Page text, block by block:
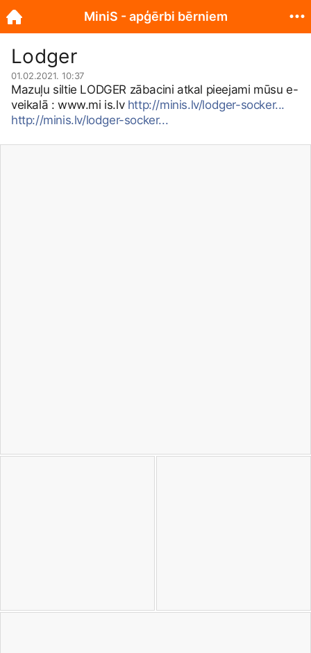
Lodger
01.02.2021. 10:37
Mazuļu siltie LODGER zābacini atkal pieejami mūsu e-
veikalā : www.mi is.lv http://minis.lv/lodger-socker...
http://minis.lv/lodger-socker...
MiniS - apģērbi bērniem